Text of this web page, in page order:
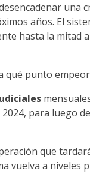
una
años. El
hasta la mitad
punto
para luego
que
vuelva a niveles